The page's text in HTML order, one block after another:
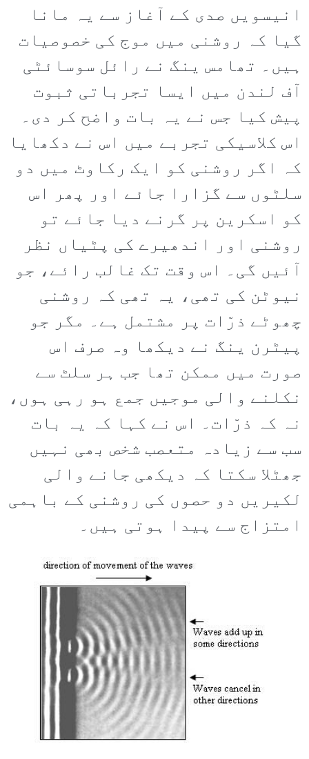
انیسویں صدی کے آغاز سے یہ مانا
گیا کہ روشنی میں موج کی خصوصیات
ہیں۔ تھامس ینگ نے رائل سوسائٹی
آف لندن میں ایسا تجرباتی ثبوت
پیش کیا جس نے یہ بات واضح کر دی۔
اس کلاسیکی تجربے میں اس نے دکھایا
کہ اگر روشنی کو ایک رکاوٹ میں دو
سلٹوں سے گزارا جائے اور پھر اس
کو اسکرین پر گرنے دیا جائے تو
روشنی اور اندھیرے کی پٹیاں نظر
آئیں گی۔ اس وقت تک غالب رائے، جو
نیوٹن کی تھی، یہ تھی کہ روشنی
چھوٹے ذرّات پر مشتمل ہے۔ مگر جو
پیٹرن ینگ نے دیکھا وہ صرف اس
صورت میں ممکن تھا جب ہر سلٹ سے
نکلنے والی موجیں جمع ہو رہی ہوں،
نہ کہ ذرّات۔ اس نے کہا کہ یہ بات
سب سے زیادہ متعصب شخص بھی نہیں
جھٹلا سکتا کہ دیکھی جانے والی
لکیریں دو حصوں کی روشنی کے باہمی
امتزاج سے پیدا ہوتی ہیں۔